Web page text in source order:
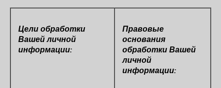
Цели обработки
Вашей личной
информации:
Правовые
основания
обработки Вашей
личной
информации: